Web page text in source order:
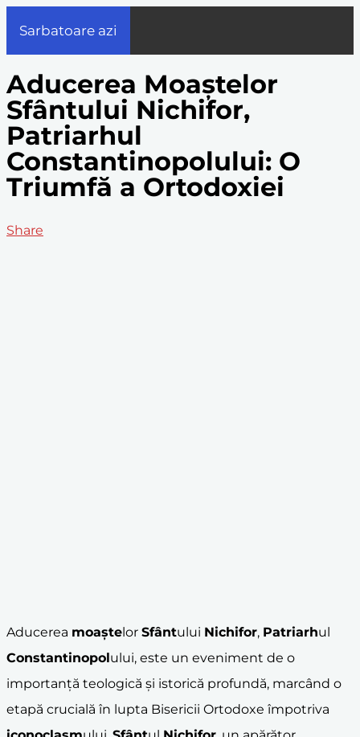
Sarbatoare azi
Aducerea Moaștelor
Sfântului Nichifor,
Patriarhul
Constantinopolului: O
Triumfă a Ortodoxiei
Share
Aducerea moaștelor Sfântului Nichifor, Patriarhul
Constantinopolului, este un eveniment de o
importanță teologică și istorică profundă, marcând o
etapă crucială în lupta Bisericii Ortodoxe împotriva